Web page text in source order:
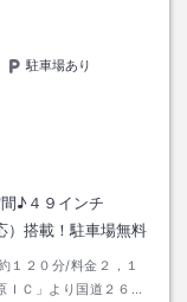
駐車場あり
♪４９インチ
応）搭載！駐車場無料
１２０分/料金２，１
Ｃ」より国道２６９